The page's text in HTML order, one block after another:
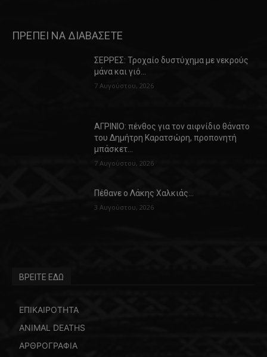
ΠΡΕΠΕΙ ΝΑ ΔΙΑΒΑΣΕΤΕ
ΣΕΡΡΕΣ: Τροχαίο δυστύχημα με νεκρούς
μάνα και γιό…
7 Αυγούστου, 2026
ΑΓΡΙΝΙΟ: πένθος για τον αιφνίδιο θάνατο
του Δημήτρη Καρατσώρη, προπονητή
μπάσκετ…
7 Αυγούστου, 2026
Πέθανε ο Λάκης Χαλκιάς…
3 Αυγούστου, 2026
ΒΡΕΙΤΕ ΕΔΩ
ΕΠΙΚΑΙΡΟΤΗΤΑ
ANIMAL DEATHS
ΑΡΘΡΟΓΡΑΦΙΑ